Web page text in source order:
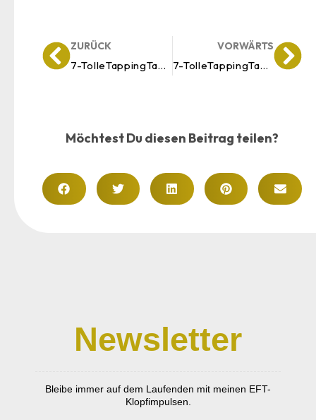
ZURÜCK
7-TolleTappingTage: Richte Dich positiv aus – Tag 1
VORWÄRTS
7-TolleTappingTage: Richte Dich positiv aus – Tag 3
Möchtest Du diesen Beitrag teilen?
Newsletter
Bleibe immer auf dem Laufenden mit meinen EFT-
Klopfimpulsen.